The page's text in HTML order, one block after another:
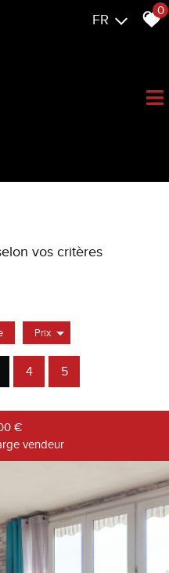
FR
0
vos critères
+ de critères
Prix
4 5
€
vendeur